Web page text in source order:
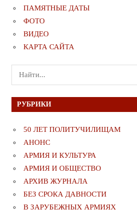
ПАМЯТНЫЕ ДАТЫ
ФОТО
ВИДЕО
КАРТА САЙТА
Поиск
для:
РУБРИКИ
50 ЛЕТ ПОЛИТУЧИЛИЩАМ
АНОНС
АРМИЯ И КУЛЬТУРА
АРМИЯ И ОБЩЕСТВО
АРХИВ ЖУРНАЛА
БЕЗ СРОКА ДАВНОСТИ
В ЗАРУБЕЖНЫХ АРМИЯХ